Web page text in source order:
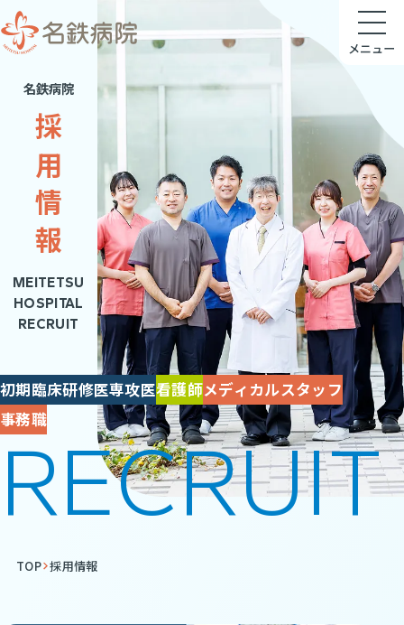
メニュー
名鉄病院
採用情報
MEITETSU
HOSPITAL
RECRUIT
初期臨床研修医専攻医看護師メディカルスタッフ
事務職
RECRUIT
TOP 採用情報